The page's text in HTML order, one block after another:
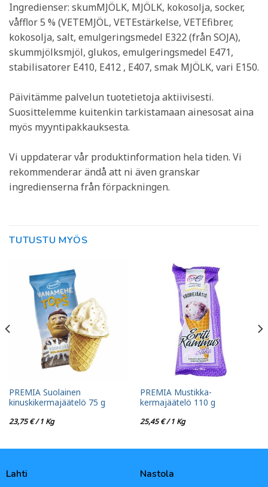
Ingredienser: skumMJÖLK, MJÖLK, kokosolja, socker,
våfflor 5 % (VETEMJÖL, VETEstärkelse, VETEfibrer,
kokosolja, salt, emulgeringsmedel E322 (från SOJA),
skummjölksmjöl, glukos, emulgeringsmedel E471,
stabilisatorer E410, E412 , E407, smak MJÖLK, vari E150.
Päivitämme palvelun tuotetietoja aktiivisesti.
Suosittelemme kuitenkin tarkistamaan ainesosat aina
myös myyntipakkauksesta.
Vi uppdaterar vår produktinformation hela tiden. Vi
rekommenderar ändå att ni även granskar
ingredienserna från förpackningen.
TUTUSTU MYÖS
PREMIA Suolainen
kinuskikermajäätelö 75 g
23,75€/ 1 Kg
PREMIA Mustikka-
kermajäätelö 110 g
25,45€/ 1 Kg
Lahti Nastola